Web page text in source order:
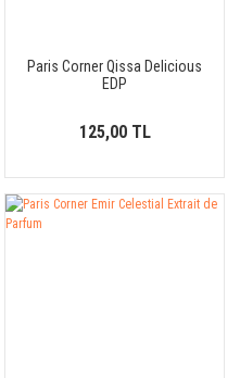
Paris Corner Qissa Delicious
EDP
125,00 TL